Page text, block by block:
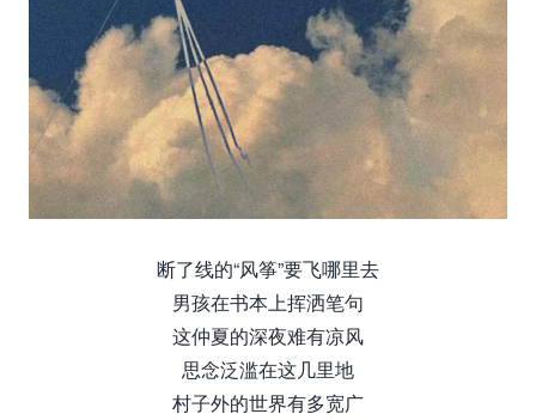
断了线的“风筝”要飞哪里去
男孩在书本上挥洒笔句
这仲夏的深夜难有凉风
思念泛滥在这几里地
村子外的世界有多宽广